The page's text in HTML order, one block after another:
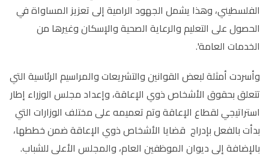
الفلسطيني، وهذا يشمل الجهود الرامية إلى تعزيز المساواة في
الحصول على التعليم والرعاية الصحية والإسكان وغيرها من
الخدمات العامة'.
وأسردت أمثلة لبعض القوانين والتشريعات والمراسيم الرئاسية التي
تتعلق بحقوق الأشخاص ذوي الإعاقة، وإعداد مجلس الوزراء إطار
استراتيجي لقطاع الإعاقة وتم تعميمه على مختلف الوزارات التي
بدأت بالفعل بإدراج قضايا الأشخاص ذوي الإعاقة ضمن خططها،
بالإضافة إلى ديوان الموظفين العام، والمجلس الأعلى للشباب.